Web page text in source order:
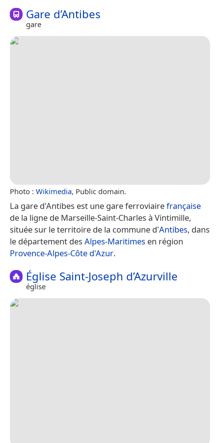
Gare d’Antibes
gare
Photo : Wikimedia, Public domain.
La gare d'Antibes est une gare ferroviairefrançaise
de la ligne de Marseille-Saint-Charles à Vintimille,
située sur le territoire de la commune d'Antibes, dans
le département des Alpes-Maritimes en région
Provence-Alpes-Côte d'Azur.
Église Saint-Joseph d’Azurville
église